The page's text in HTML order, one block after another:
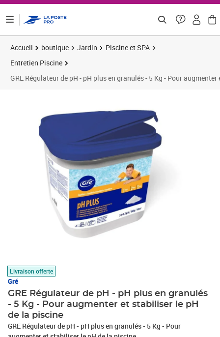
Accueil boutique Jardin
Piscine et SPA
Entretien Piscine
GRE Régulateur de pH - pH plus en granulés - 5 Kg - Pour
Livraison offerte
Gré
GRE Régulateur de pH - pH plus en granulés
- 5 Kg - Pour augmenter et stabiliser le pH
de la piscine
GRE Régulateur de pH - pH plus en granulés - 5 Kg - Pour